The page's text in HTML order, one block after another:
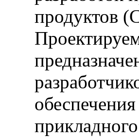
продуктов